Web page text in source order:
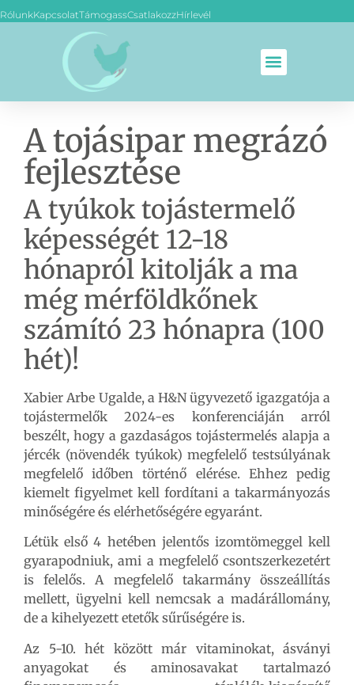
RólunkKapcsolatTámogassCsatlakozzHírlevél
A tojásipar megrázó
fejlesztése
A tyúkok tojástermelő
képességét 12-18
hónapról kitolják a ma
még mérföldkőnek
számító 23 hónapra (100
hét)!
Xabier Arbe Ugalde, a H&N ügyvezető igazgatója a
tojástermelők 2024-es konferenciáján arról
beszélt, hogy a gazdaságos tojástermelés alapja a
jércék (növendék tyúkok) megfelelő testsúlyának
megfelelő időben történő elérése. Ehhez pedig
kiemelt figyelmet kell fordítani a takarmányozás
minőségére és elérhetőségére egyaránt.
Létük első 4 hetében jelentős izomtömeggel kell
gyarapodniuk, ami a megfelelő csontszerkezetért
is felelős. A megfelelő takarmány összeállítás
mellett, ügyelni kell nemcsak a madárállomány,
de a kihelyezett etetők sűrűségére is.
Az 5-10. hét között már vitaminokat, ásványi
anyagokat és aminosavakat tartalmazó